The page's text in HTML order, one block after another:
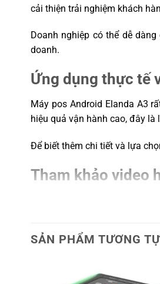
cải thiện trải nghiệm khách
Doanh nghiệp có thể dễ
doanh.
Ứng dụng thực tế
Máy pos Android Elanda A3
hiệu quả vận hành cao, đây
Để biết thêm chi tiết và lựa
Tham khảo video
Để có cái nhìn trực quan
SẢN PHẨM TƯƠNG TỰ